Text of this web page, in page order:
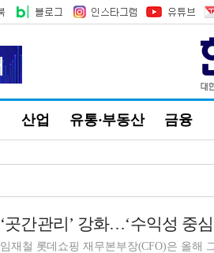
산업 유통·부동산 금융
임재철 롯데쇼핑 재무본부장(CFO)은 올해